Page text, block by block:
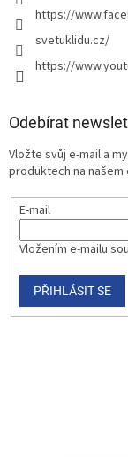
https://
svetuklidu.cz/
https://
Odebírat
Vložte svůj e-mail a
produktech na našem
E-mail
Vložením e-mailu
PŘIHLÁSIT SE